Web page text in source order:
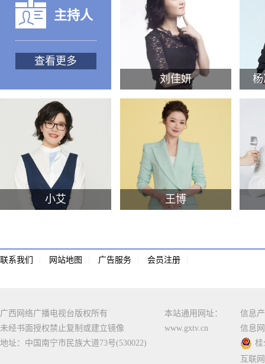
主持人
查看更多
刘佳妍
小艾 王博
联系我们 网站地图 广告服务 会员注册
广西网络广播电视台版权所有
未经书面授权禁止复制或建立镜像
地址：中国南宁市民族大道73号(530022)
本站通用网址：
www.gxtv.cn
信息
信息
桂
互联